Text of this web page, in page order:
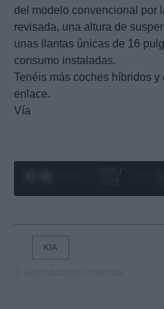
del modelo convencional por
revisada, una altura de
unas llantas únicas de 16
consumo instaladas.
Tenéis más coches híbridos
enlace.
Vía
0:06 /
KIA